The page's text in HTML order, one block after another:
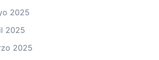
2025
2025
2025